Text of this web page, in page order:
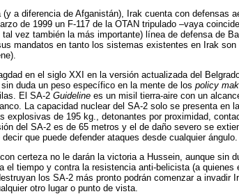
(y a diferencia de Afganistán), Irak cuenta con defensas
de 1999 un F-117 de la OTAN tripulado –vaya
vez también la más importante) línea de defensa de
mandatos en tanto los sistemas existentes en Irak son
en el siglo XXI en la versión actualizada del
duda un peso específico en la mente de los policy
El SA-2 Guideline es un misil tierra-aire con un
La capacidad nuclear del SA-2 solo se presenta en
explosivas de 195 kg., detonantes por proximidad,
del SA-2 es de 65 metros y el de daño severo se
decir que puede defender ataques desde cualquier
certeza no le darán la victoria a Hussein, aunque
el tiempo y contra la resistencia anti-belicista (a
los SA-2 más pronto podrán comenzar a
otro lugar o punto de vista.